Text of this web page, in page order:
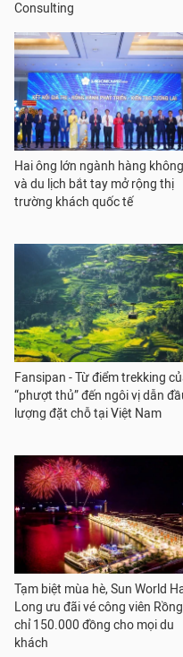
Consulting
Hai ông lớn ngành hàng không
và du lịch bắt tay mở rộng thị
trường khách quốc tế
Fansipan - Từ điểm trekking
“phượt thủ” đến ngôi vị dẫn
lượng đặt chỗ tại Việt Nam
Tạm biệt mùa hè, Sun World
Long ưu đãi vé công viên Rồng
chỉ 150.000 đồng cho mọi du
khách